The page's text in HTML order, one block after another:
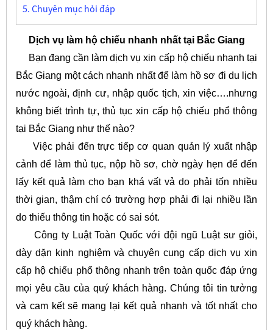
5. Chuyên mục hỏi đáp
Dịch vụ làm hộ chiếu nhanh nhất tại Bắc Giang
Bạn đang cần làm dịch vụ xin cấp hộ chiếu nhanh tại
Bắc Giang một cách nhanh nhất để làm hồ sơ đi du lịch
nước ngoài, định cư, nhập quốc tịch, xin việc….nhưng
không biết trình tự, thủ tục xin cấp hộ chiếu phổ thông
tại Bắc Giang như thế nào?
Việc phải đến trực tiếp cơ quan quản lý xuất nhập
cảnh để làm thủ tục, nộp hồ sơ, chờ ngày hẹn để đến
lấy kết quả làm cho bạn khá vất vả do phải tốn nhiều
thời gian, thậm chí có trường hợp phải đi lại nhiều lần
do thiếu thông tin hoặc có sai sót.
Công ty Luật Toàn Quốc với đội ngũ Luật sư giỏi,
dày dặn kinh nghiệm và chuyên cung cấp dịch vụ xin
cấp hộ chiếu phổ thông nhanh trên toàn quốc đáp ứng
mọi yêu cầu của quý khách hàng. Chúng tôi tin tưởng
và cam kết sẽ mang lại kết quả nhanh và tốt nhất cho
quý khách hàng.